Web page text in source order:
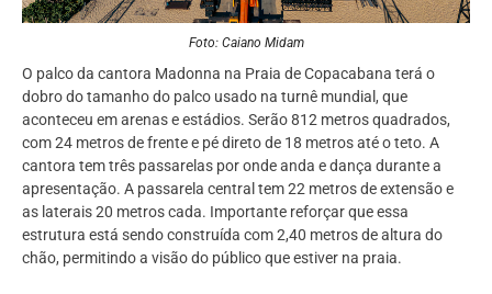
Foto: Caiano Midam
O palco da cantora Madonna na Praia de Copacabana terá o
dobro do tamanho do palco usado na turnê mundial, que
aconteceu em arenas e estádios. Serão 812 metros quadrados,
com 24 metros de frente e pé direto de 18 metros até o teto. A
cantora tem três passarelas por onde anda e dança durante a
apresentação. A passarela central tem 22 metros de extensão e
as laterais 20 metros cada. Importante reforçar que essa
estrutura está sendo construída com 2,40 metros de altura do
chão, permitindo a visão do público que estiver na praia.